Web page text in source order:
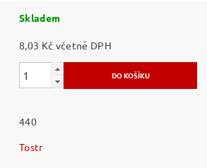
Skladem
8,03 Kč včetně DPH
440
Tostr